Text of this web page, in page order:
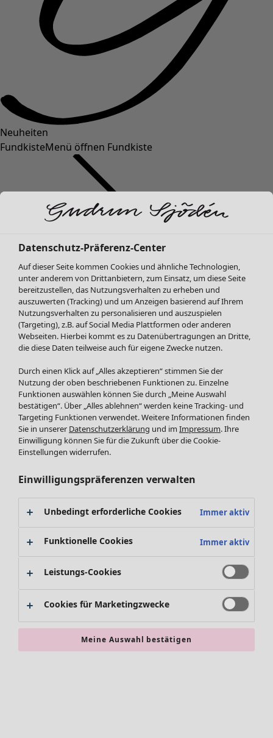
Neuheiten
FundkisteMenü öffnen Fundkiste
SALE Mode
Alle anzeigen
Kleider
Tuniken
Blusen
Pullover & Shirts
Hosen
Röcke
Jacken & Mäntel
Leggings /Strumpfhosen
Accessoires
Schuhe
Bademode
Basics
SALE Zuhause
Alle anzeigen
Teppiche
SALE Aktionen
Datenschutz-Präferenz-Center
Auf dieser Seite kommen Cookies und ähnliche Technologien,
unter anderem von Drittanbietern, zum Einsatz, um diese Seite
bereitzustellen, das Nutzungsverhalten zu erheben und
auszuwerten (Tracking) und um Anzeigen basierend auf Ihrem
Nutzungsverhalten zu personalisieren und auszuspielen
(Targeting), z.B. auf Social Media Plattformen oder anderen
Webseiten. Hierbei kommt es zu Datenübertragungen an Dritte,
die diese Daten teilweise auch für eigene Zwecke nutzen.
Durch einen Klick auf „Alles akzeptieren“ stimmen Sie der
Nutzung der oben beschriebenen Funktionen zu. Einzelne
Funktionen auswählen können Sie durch „Meine Auswahl
bestätigen“. Über „Alles ablehnen“ werden keine Tracking- und
Targeting Funktionen verwendet. Weitere Informationen finden
Sie in unserer Datenschutzerklärung und im Impressum. Ihre
Einwilligung können Sie für die Zukunft über die Cookie-
Einstellungen widerrufen.
Einwilligungspräferenzen verwalten
Unbedingt erforderliche Cookies Immer aktiv
Funktionelle Cookies Immer aktiv
Leistungs-Cookies
Cookies für Marketingzwecke
Meine Auswahl bestätigen